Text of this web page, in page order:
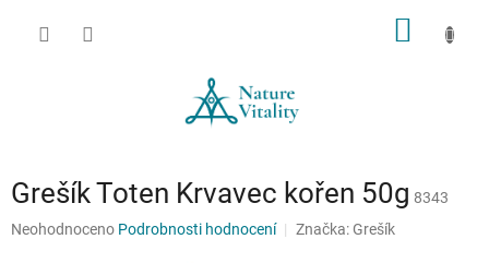
Grešík Toten Krvavec kořen 50g 8343
Průměrné
Neohodnoceno Podrobnosti hodnocení Značka: Grešík